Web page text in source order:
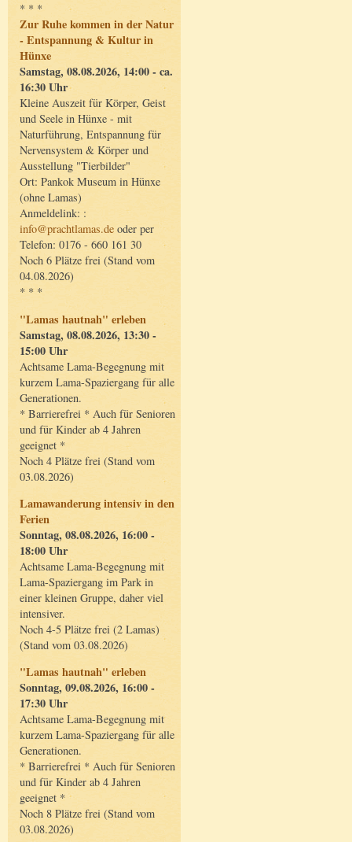
* * *
Zur Ruhe kommen in der Natur
- Entspannung & Kultur in
Hünxe
Samstag, 08.08.2026, 14:00 - ca.
16:30 Uhr
Kleine Auszeit für Körper, Geist
und Seele in Hünxe - mit
Naturführung, Entspannung für
Nervensystem & Körper und
Ausstellung "Tierbilder"
Ort: Pankok Museum in Hünxe
(ohne Lamas)
Anmeldelink: :
info@prachtlamas.de oder per
Telefon: 0176 - 660 161 30
Noch 6 Plätze frei (Stand vom
04.08.2026)
* * *
"Lamas hautnah" erleben
Samstag, 08.08.2026, 13:30 -
15:00 Uhr
Achtsame Lama-Begegnung mit
kurzem Lama-Spaziergang für alle
Generationen.
* Barrierefrei * Auch für Senioren
und für Kinder ab 4 Jahren
geeignet *
Noch 4 Plätze frei (Stand vom
03.08.2026)
Lamawanderung intensiv in den
Ferien
Sonntag, 08.08.2026, 16:00 -
18:00 Uhr
Achtsame Lama-Begegnung mit
Lama-Spaziergang im Park in
einer kleinen Gruppe, daher viel
intensiver.
Noch 4-5 Plätze frei (2 Lamas)
(Stand vom 03.08.2026)
"Lamas hautnah" erleben
Sonntag, 09.08.2026, 16:00 -
17:30 Uhr
Achtsame Lama-Begegnung mit
kurzem Lama-Spaziergang für alle
Generationen.
* Barrierefrei * Auch für Senioren
und für Kinder ab 4 Jahren
geeignet *
Noch 8 Plätze frei (Stand vom
03.08.2026)